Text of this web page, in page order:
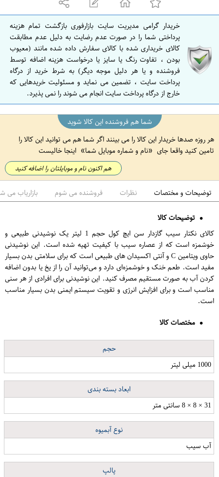
ا
ص
ف
ه
ا
ن
خریدار گرامی مدیریت سایت بازارفوری بازگشت تمام هزینه
پرداختی شما را در صورت عدم رضایت به دلیل عدم مطابقت
کالای خریداری شده با کالای سفارش داده شده مانند (معیوب
بودن ، تفاوت رنگ یا سایز یا درخواست هزینه اضافه توسط
فروشنده و یا هر دلیل موجه دیگر) به شرط خرید از درگاه
پرداخت سایت ، تضمین می نماید و مسئولیت خریدهایی که
خارج از درگاه پرداخت سایت انجام می شوند را نمی پذیرد.
شما هم فروشنده این کالا شوید
هر روزه صدها خریدار این کالا را می بینند اگر شما هم می توانید این کالا را
تامین کنید واقعا جای
نام و شماره موبایل شما اینجا خالیست
هم اکنون نام و موبایلتان را اضافه کنید
توضیحات و مختصات نظرات فروشنده می شوم بازاریاب می
توضیحات کالا
کالای نکتار سیب گازدار سن ایچ کول حجم 1 لیتر یک نوشیدنی طبیعی و
خوشمزه است که از عصاره سیب با کیفیت تهیه شده است. این نوشیدنی
حاوی ویتامین C و آنتی اکسیدان های طبیعی است که برای سلامتی بدن بسیار
مفید است. طعم خنک و خوشمزه‌ای دارد و می‌توانید آن را از یخ یا بدون اضافه
کردن آب به صورت مستقیم مصرف کنید. این نوشیدنی برای افرادی از هر سنی
مناسب است و برای افزایش انرژی و تقویت سیستم ایمنی بدن بسیار مناسب
است.
مختصات کالا
حجم
1000 میلی لیتر
ابعاد بسته بندی
31 × 8 × 8 سانتی متر
نوع آبمیوه
آب سیب
پالپ